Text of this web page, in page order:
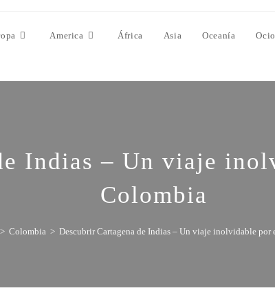
America África Asia Oceanía
Indias – Un viaje
Colombia
> Colombia > Descubrir Cartagena de Indias – Un viaje inolvidable por